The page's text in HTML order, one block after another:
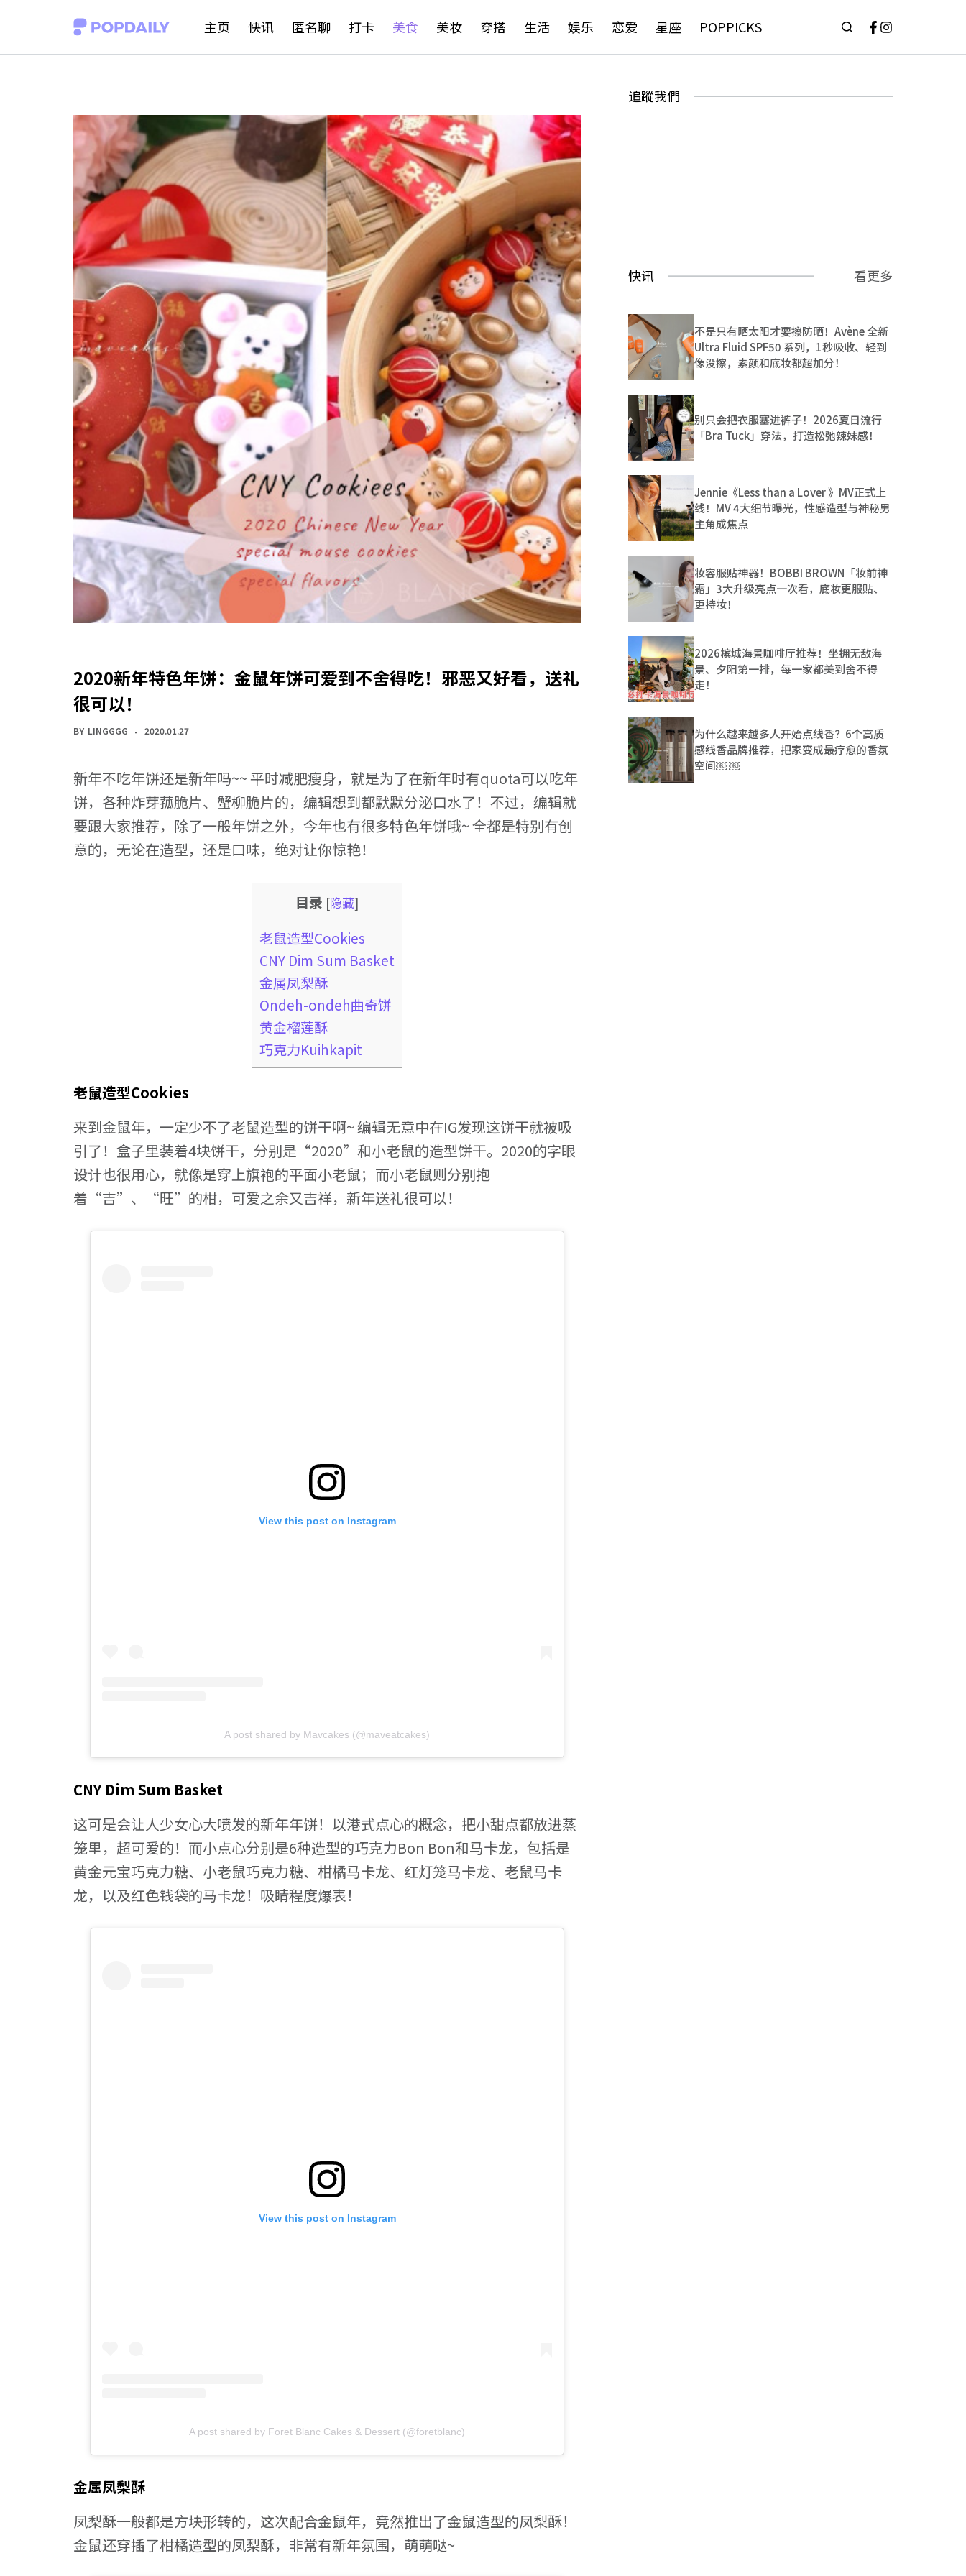
主页 快讯 匿名聊 打卡 美食 美妆 穿搭 生活 娱乐 恋爱 星座 POPPICKS
2020新年特色年饼：金鼠年饼可爱到不舍得吃！邪恶又好看，送礼
很可以！
BY LINGGGG 2020.01.27
新年不吃年饼还是新年吗~~ 平时减肥瘦身，就是为了在新年时有quota可以吃年
饼，各种炸芽菰脆片、蟹柳脆片的，编辑想到都默默分泌口水了！不过，编辑就
要跟大家推荐，除了一般年饼之外，今年也有很多特色年饼哦~ 全都是特别有创
意的，无论在造型，还是口味，绝对让你惊艳！
目录 [隐藏]
老鼠造型Cookies
CNY Dim Sum Basket
金属凤梨酥
Ondeh-ondeh曲奇饼
黄金榴莲酥
巧克力Kuihkapit
老鼠造型Cookies
来到金鼠年，一定少不了老鼠造型的饼干啊~ 编辑无意中在IG发现这饼干就被吸
引了！盒子里装着4块饼干，分别是“2020”和小老鼠的造型饼干。2020的字眼
设计也很用心，就像是穿上旗袍的平面小老鼠；而小老鼠则分别抱
着“吉”、“旺”的柑，可爱之余又吉祥，新年送礼很可以！
View this post on Instagram
A post shared by Mavcakes (@maveatcakes)
CNY Dim Sum Basket
这可是会让人少女心大喷发的新年年饼！以港式点心的概念，把小甜点都放进蒸
笼里，超可爱的！而小点心分别是6种造型的巧克力Bon Bon和马卡龙，包括是
黄金元宝巧克力糖、小老鼠巧克力糖、柑橘马卡龙、红灯笼马卡龙、老鼠马卡
龙，以及红色钱袋的马卡龙！吸睛程度爆表！
View this post on Instagram
A post shared by Foret Blanc Cakes & Dessert (@foretblanc)
金属凤梨酥
凤梨酥一般都是方块形转的，这次配合金鼠年，竟然推出了金鼠造型的凤梨酥！
金鼠还穿插了柑橘造型的凤梨酥，非常有新年氛围，萌萌哒~
追蹤我們
快讯 看更多
不是只有晒太阳才要擦防晒！Avène 全新
Ultra Fluid SPF50 系列，1秒吸收、轻到
像没擦，素颜和底妆都超加分！
别只会把衣服塞进裤子！2026夏日流行
「Bra Tuck」穿法，打造松弛辣妹感！
Jennie《Less than a Lover 》MV正式上
线！MV 4大细节曝光，性感造型与神秘男
主角成焦点
妆容服贴神器！BOBBI BROWN「妆前神
霜」3大升级亮点一次看，底妆更服贴、
更持妆！
2026槟城海景咖啡厅推荐！坐拥无敌海
景、夕阳第一排，每一家都美到舍不得
走！
为什么越来越多人开始点线香？6个高质
感线香品牌推荐，把家变成最疗愈的香氛
空间￼ ￼